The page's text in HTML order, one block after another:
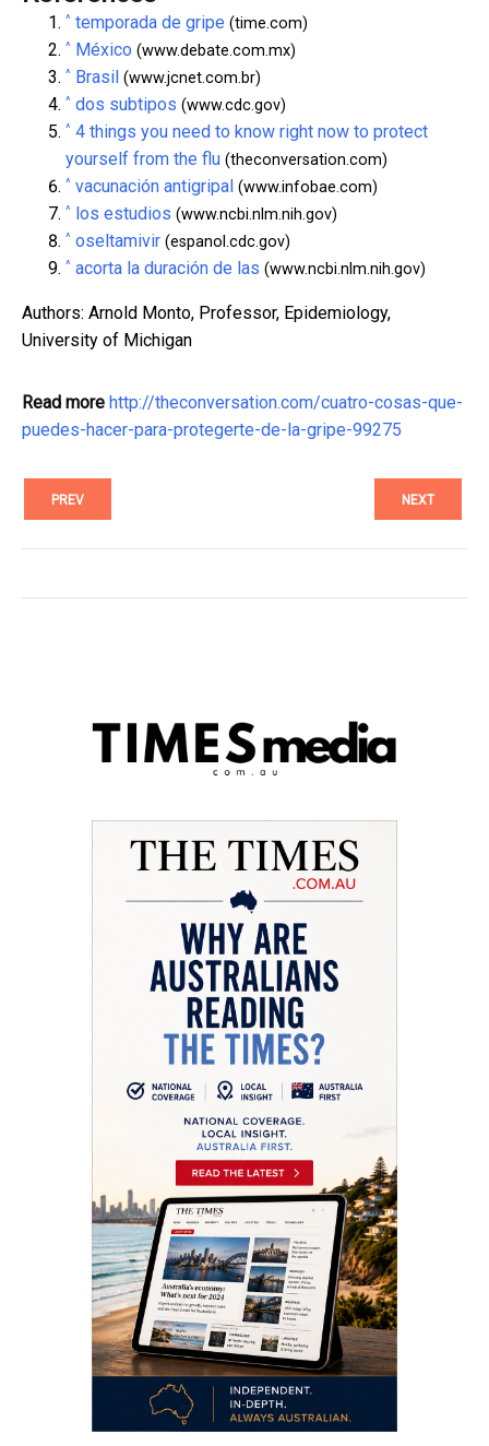
^ temporada de gripe (time.com)
^ México (www.debate.com.mx)
^ Brasil (www.jcnet.com.br)
^ dos subtipos (www.cdc.gov)
^ 4 things you need to know right now to protect
yourself from the flu (theconversation.com)
^ vacunación antigripal (www.infobae.com)
^ los estudios (www.ncbi.nlm.nih.gov)
^ oseltamivir (espanol.cdc.gov)
^ acorta la duración de las (www.ncbi.nlm.nih.gov)
Authors: Arnold Monto, Professor, Epidemiology,
University of Michigan
Read more http://theconversation.com/cuatro-cosas-que-
puedes-hacer-para-protegerte-de-la-gripe-99275
PREV NEXT